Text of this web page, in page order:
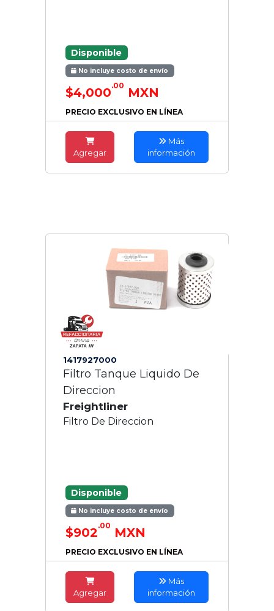
Disponible
No incluye costo de envío
$4,000.00 MXN
PRECIO EXCLUSIVO EN LÍNEA
Agregar
Más
información
1417927000
Filtro Tanque Liquido De
Direccion
Freightliner
Filtro De Direccion
Disponible
No incluye costo de envío
$902.00 MXN
PRECIO EXCLUSIVO EN LÍNEA
Agregar
Más
información